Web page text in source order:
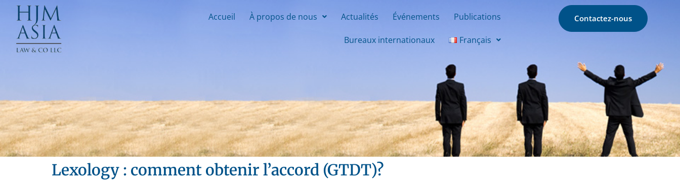
Accueil À propos de nous Actualités Événements Publications
Bureaux internationaux Français
Contactez-nous
Lexology : comment obtenir l’accord (GTDT)?